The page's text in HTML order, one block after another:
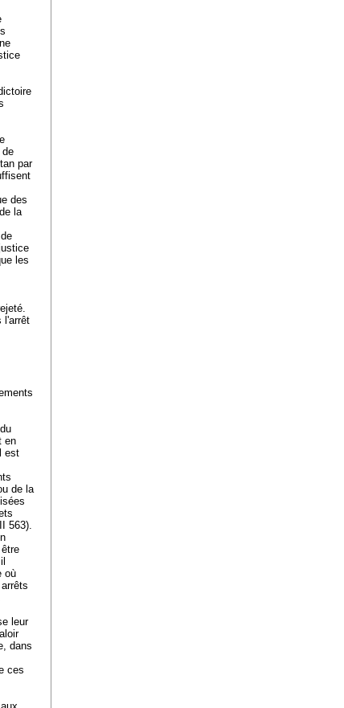
de
par
des
la
les
l'arrêt
en
est
de la
563).
où
leur
dans
ces